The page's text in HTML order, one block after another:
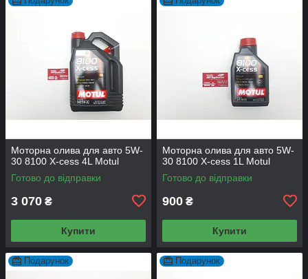
Моторна олива для авто 5W-
30 8100 X-cess 4L Motul
Готово до відправки
3 070 ₴
Купити
Моторна олива для авто 5W-
30 8100 X-cess 1L Motul
Готово до відправки
900 ₴
Купити
Подарунок Подарунок